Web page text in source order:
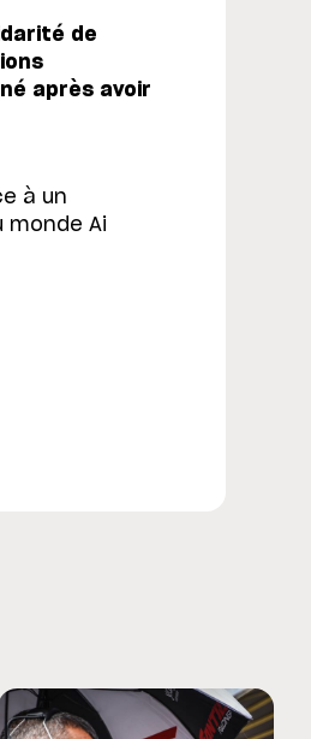
de
après avoir
à un
monde Ai